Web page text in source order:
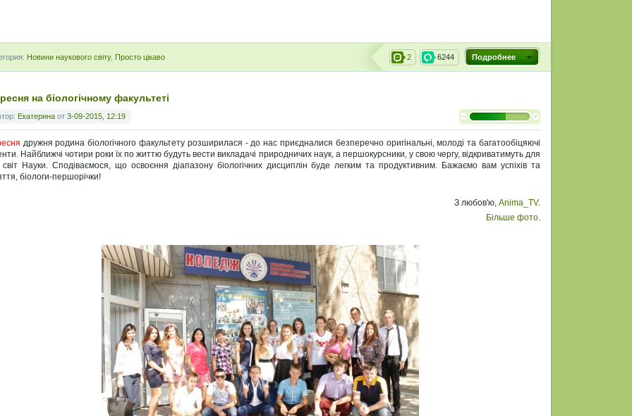
Подробнее
6244
2
Новини наукового світу, Просто цікаво
на біологічному факультеті
Екатерина от 3-09-2015, 12:19
дружня родина біологічного факультету розширилася - до нас приєдналися безперечно оригінальні, молоді та багатообіцяючі
Найближчі чотири роки їх по життю будуть вести викладачі природничих наук, а першокурсники, у свою чергу, відкриватимуть для
Науки. Сподіваємося, що освоєння діапазону біологічних дисциплін буде легким та продуктивним. Бажаємо вам успіхів та
біологи-першорічки!
З любов'ю, Anima_TV.
Більше фото.